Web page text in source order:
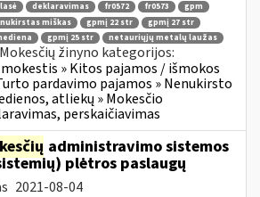
deklaravimas fr0572 fr0573
gpm
miškas gpmį 22 str
gpmį 27 str
gpmį 25 str
netauriųjų metalų laužas
Mokesčių žinyno kategorijos:
» Kitos pajamos / išmokos
pardavimo pajamos » Nenukirsto
atliekų » Mokesčio
perskaičiavimas
administravimo sistemos
plėtros paslaugų
2021-08-04